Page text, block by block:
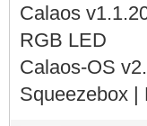
Calaos
RGB LED
Calaos-OS
Squeezebox |